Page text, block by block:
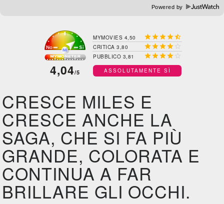
Powered by
4,04/5
MYMOVIES 4,50 
CRITICA 3,80  
PUBBLICO 3,81  
ASSOLUTAMENTE SÌ
CRESCE MILES E
CRESCE ANCHE LA
SAGA, CHE SI FA PIÙ
GRANDE, COLORATA E
CONTINUA A FAR
BRILLARE GLI OCCHI.